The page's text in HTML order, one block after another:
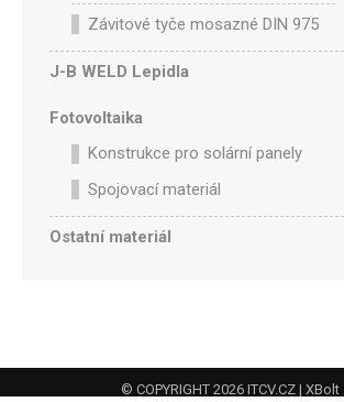
Závitové tyče mosazné DIN 975
J-B WELD Lepidla
Fotovoltaika
Konstrukce pro solární panely
Spojovací materiál
Ostatní materiál
© COPYRIGHT 2026 ITCV.CZ| XBolt